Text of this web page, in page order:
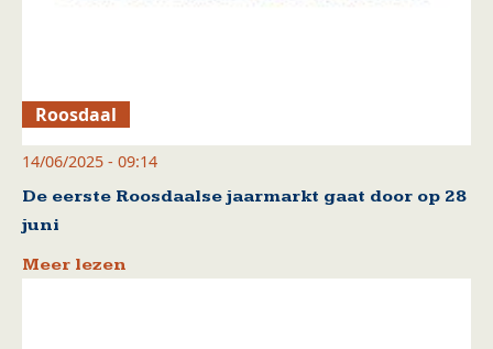
Roosdaal
14/06/2025 - 09:14
De eerste Roosdaalse jaarmarkt gaat door op 28
juni
Meer lezen